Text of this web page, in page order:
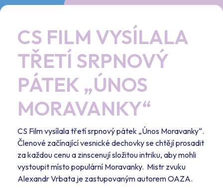
CS FILM VYSÍLALA
TŘETÍ SRPNOVÝ
PÁTEK „ÚNOS
MORAVANKY“
CS Film vysílala třetí srpnový pátek „Únos Moravanky“.
Členové začínající vesnické dechovky se chtějí prosadit
za každou cenu a zinscenují složitou intriku, aby mohli
vystoupit místo populární Moravanky. Mistr zvuku
Alexandr Vrbata je zastupovaným autorem OAZA.